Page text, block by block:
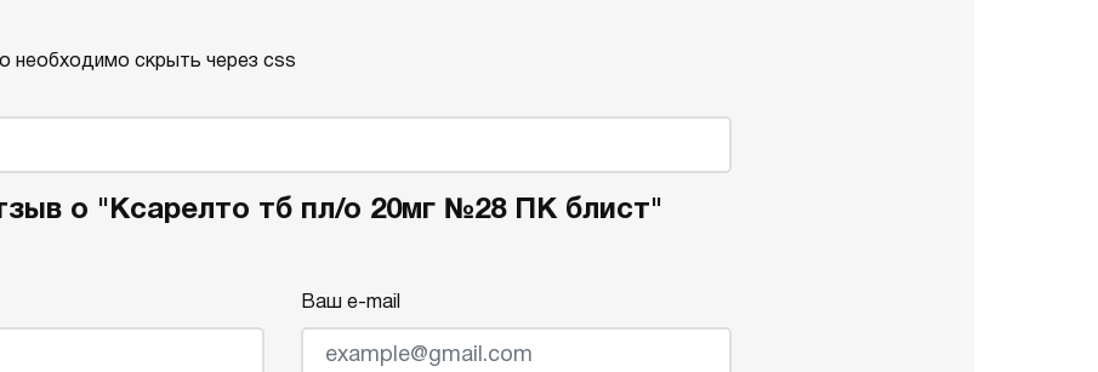
необходимо скрыть через css
о "Ксарелто тб пл/о 20мг №28 ПК блист"
Ваш e-mail